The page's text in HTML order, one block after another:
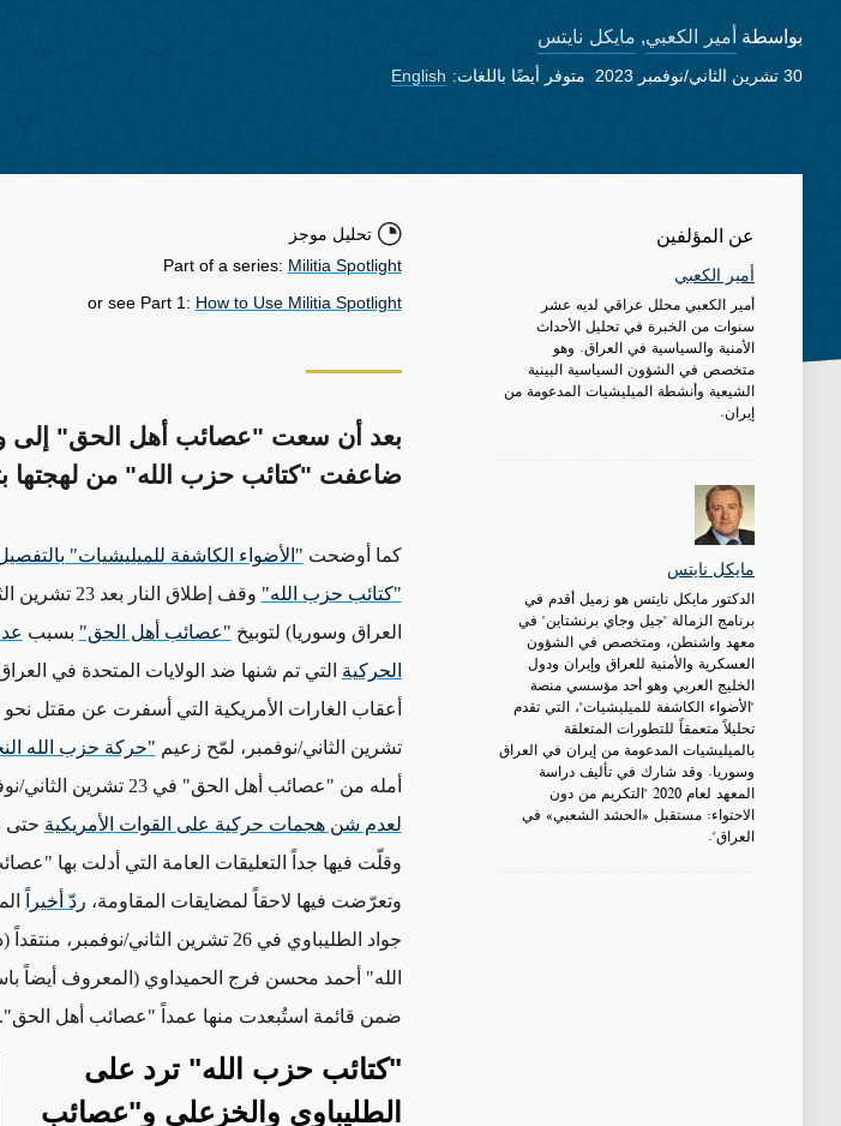
بواسطة أمير الكعبي, مايكل نايتس
30 تشرين الثاني/نوفمبر 2023 متوفر أيضًا باللغات: English
عن المؤلفين
أمير الكعبي
أمير الكعبي محلل عراقي لديه عشر
سنوات من الخبرة في تحليل الأحداث
الأمنية والسياسية في العراق. وهو
متخصص في الشؤون السياسية البينية
الشيعية وأنشطة الميليشيات المدعومة من
إيران.
مايكل نايتس
الدكتور مايكل نايتس هو زميل أقدم في
برنامج الزمالة "جيل وجاي برنشتاين" في
معهد واشنطن، ومتخصص في الشؤون
العسكرية والأمنية للعراق وإيران ودول
الخليج العربي وهو أحد مؤسسي منصة
"الأضواء الكاشفة للميليشيات"، التي تقدم
تحليلاً متعمقاً للتطورات المتعلقة
بالميليشيات المدعومة من إيران في العراق
وسوريا. وقد شارك في تأليف دراسة
المعهد لعام 2020 "التكريم من دون
الاحتواء: مستقبل «الحشد الشعبي» في
العراق".
تحليل موجز
Part of a series: Militia Spotlight
or see Part 1: How to Use Militia Spotlight
بعد أن سعت "عصائب أهل الحق" إلى
ضاعفت "كتائب حزب الله" من لهجتها
كما أوضحت "الأضواء الكاشفة للميليشيات" بالتفصيل في 26 تشرين
"كتائب حزب الله" وقف إطلاق النار بعد 23 تشرين الثاني/نوفمبر في غزة
العراق وسوريا) لتوبيخ "عصائب أهل الحق" بسبب
الحركية التيتم شنها
تشرين الثاني/نوفمبر، لمّح زعيم "حركة حزب الله
أمله من "عصائب أهل الحق" في 23 تشرين الثاني/نوفمبر، مشيراً إلى أنها
لعدم شن هجمات حركية على القوات الأمريكية حتى
وقلّت فيها جداً التعليقات العامة التي أدلت بها
وتعرّضت فيها لاحقاً لمضايقات المقاومة، ردّ أخيراً
جواد الطليباوي في 26 تشرين الثاني/نوفمبر، منتقداً
الله" أحمد محسن فرج الحميداوي ( المعروف أيضاً
ضمن قائمة استُبعدت منها عمداً "عصائب أهل الحق".
"كتائب حزب الله" ترد على
الطليباوي والخزعلي و"عصائب